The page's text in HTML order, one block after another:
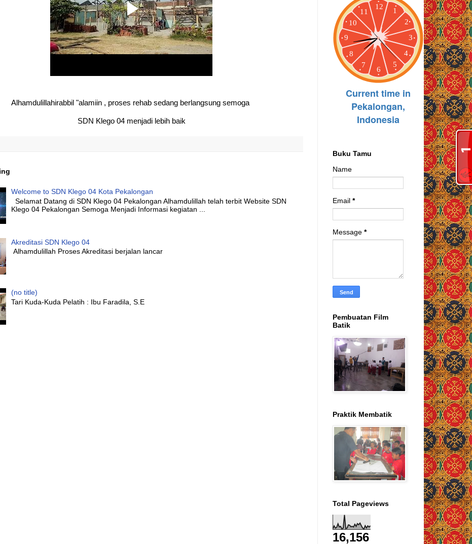
Alhamdulillahirabbil "alamiin , proses rehab sedang berlangsung semoga
SDN Klego 04 menjadi lebih baik
Welcome to SDN Klego 04 Kota Pekalongan
Selamat Datang di SDN Klego 04 Pekalongan Alhamdulillah telah terbit Website SDN
Klego 04 Pekalongan Semoga Menjadi Informasi kegiatan ...
Akreditasi SDN Klego 04
Alhamdulillah Proses Akreditasi berjalan lancar
(no title)
Tari Kuda-Kuda Pelatih : Ibu Faradila, S.E
Buku Tamu
Name
Email *
Message *
Pembuatan Film
Batik
Praktik Membatik
Total Pageviews
16,156